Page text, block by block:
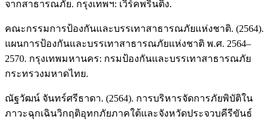
จากสาธารณภัย. กรุงเทพฯ: เวิร์คพริ้นติ้ง.
คณะกรรมการป้องกันและบรรเทาสาธารณภัยแห่งชาติ. (2564).
แผนการป้องกันและบรรเทาสาธารณภัยแห่งชาติ พ.ศ. 2564–
2570. กรุงเทพมหานคร: กรมป้องกันและบรรเทาสาธารณภัย
กระทรวงมหาดไทย.
ณัฐวัฒน์ จันทร์ศรีธาดา. (2564). การบริหารจัดการภัยพิบัติใน
ภาวะฉุกเฉินวิกฤติอุทกภัยภาคใต้และจังหวัดประจวบคีรีขันธ์